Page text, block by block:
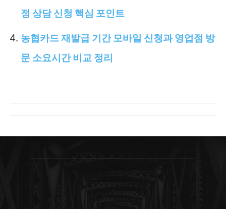
정 상담 신청 핵심 포인트
농협카드 재발급 기간 모바일 신청과 영업점 방
문 소요시간 비교 정리